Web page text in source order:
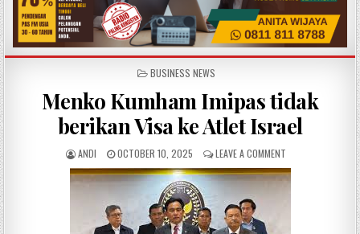
POSTED IN
BUSINESS NEWS
Menko Kumham Imipas tidak
berikan Visa ke Atlet Israel
AUTHOR:
ANDI PUBLISHED DATE:
OCTOBER 10, 2025 LEAVE A COMMENT ON MENKO